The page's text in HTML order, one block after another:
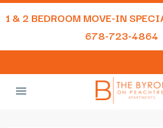
1 & 2 BEDROOM MOVE-IN
678-723-4864